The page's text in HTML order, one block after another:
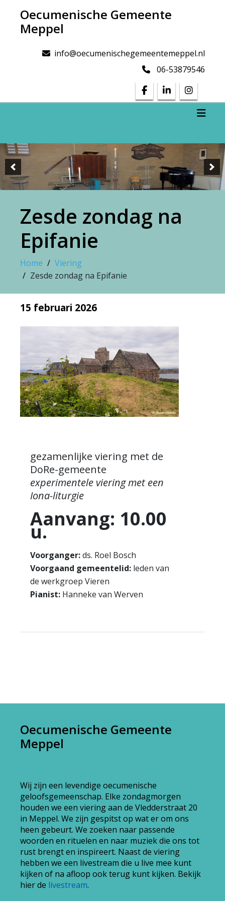
inhoud
Oecumenische Gemeente
Meppel
info@oecumenischegemeentemeppel.nl
06-53879546
Zesde zondag na
Epifanie
Home
Viering
Zesde zondag na Epifanie
15 februari 2026
gezamenlijke viering met de
DoRe-gemeente
experimentele viering met een
Iona-liturgie
Aanvang: 10.00
u.
Voorganger:ds. Roel Bosch
Voorgaand gemeentelid: leden van
de werkgroep Vieren
Pianist: Hanneke van Werven
Oecumenische Gemeente
Meppel
Wij zijn een levendige oecumenische
geloofsgemeenschap. Elke zondagmorgen
houden we een viering aan de Vledderstraat 20
in Meppel. We zijn gespitst op wat er om ons
heen gebeurt. We zoeken naar passende
woorden en rituelen en naar muziek die ons tot
rust brengt en inspireert. Naast de viering
hebben we een livestream die u live mee kunt
kijken of na afloop ook terug kunt kijken. Bekijk
hier de livestream.